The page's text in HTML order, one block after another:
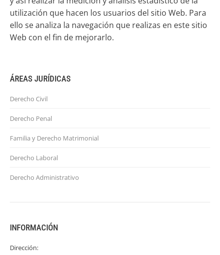
utilización que hacen los usuarios del sitio Web. Para
ello se analiza la navegación que realizas en este sitio
Web con el fin de mejorarlo.
ÁREAS JURÍDICAS
Derecho Civil
Derecho Penal
Familia y Derecho Matrimonial
Derecho Laboral
Derecho Administrativo
INFORMACIÓN
Dirección: